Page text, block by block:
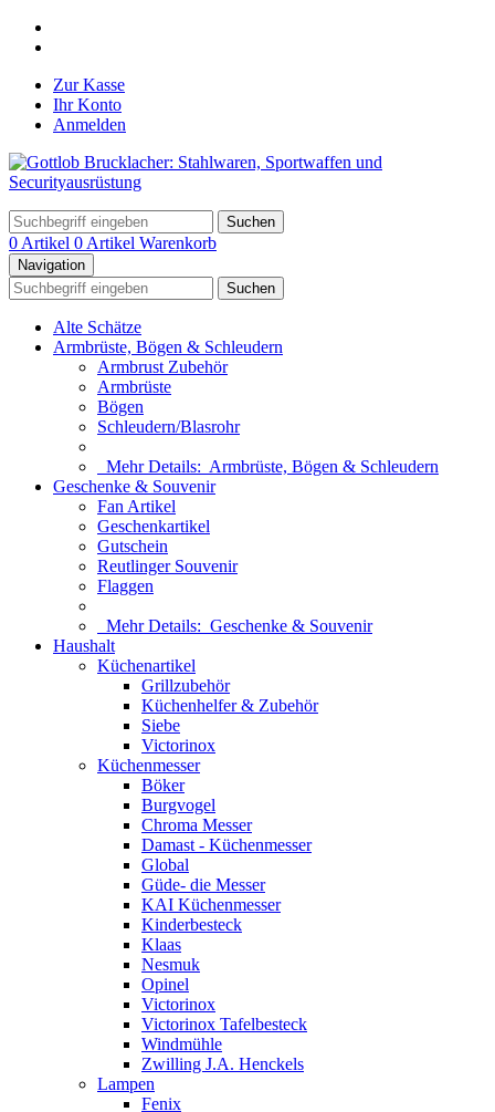
Zur Kasse
Ihr Konto
Anmelden
Suchen
0 Artikel 0 Artikel Warenkorb
Navigation
Suchen
Alte Schätze
Armbrüste, Bögen & Schleudern
Armbrust Zubehör
Armbrüste
Bögen
Schleudern/Blasrohr
Mehr Details: Armbrüste, Bögen & Schleudern
Geschenke & Souvenir
Fan Artikel
Geschenkartikel
Gutschein
Reutlinger Souvenir
Flaggen
Mehr Details: Geschenke & Souvenir
Haushalt
Küchenartikel
Grillzubehör
Küchenhelfer & Zubehör
Siebe
Victorinox
Küchenmesser
Böker
Burgvogel
Chroma Messer
Damast - Küchenmesser
Global
Güde- die Messer
KAI Küchenmesser
Kinderbesteck
Klaas
Nesmuk
Opinel
Victorinox
Victorinox Tafelbesteck
Windmühle
Zwilling J.A. Henckels
Lampen
Fenix